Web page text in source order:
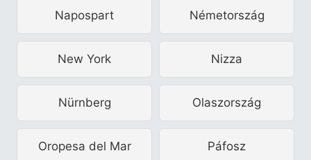
Napospart Németország
New York Nizza
Nürnberg Olaszország
Oropesa del Mar Páfosz